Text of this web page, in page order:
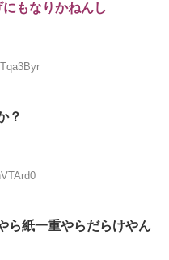
もなりかねんし
？
ら紙一重やらだらけやん